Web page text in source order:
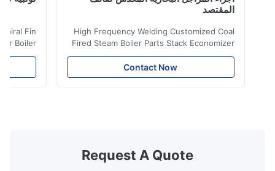
المقتصد
High Frequency Welding Customized Coal
Fired Steam Boiler Parts Stack Economizer
Coil Boiler economizer Boiler Economizer is
the energy improving device that helps to
reduce the cost of operation by saving the
boilers is generally in the temperature
range of 200°C – 250°C, so there
Contact Now
Spiral Fin
Boiler
is the
saving the
Request A Quote